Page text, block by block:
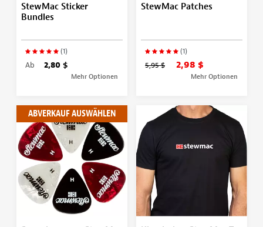
StewMac Sticker
Bundles
(1)
Ab 2,80 $
Mehr Optionen
StewMac Patches
(1)
5,95 $ 2,98 $
Mehr Optionen
ABVERKAUF AUSWÄHLEN